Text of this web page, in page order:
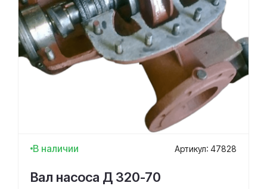
В наличии Артикул: 47828
Вал насоса Д 320-70